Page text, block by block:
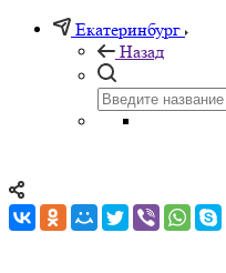
Екатеринбург
Назад